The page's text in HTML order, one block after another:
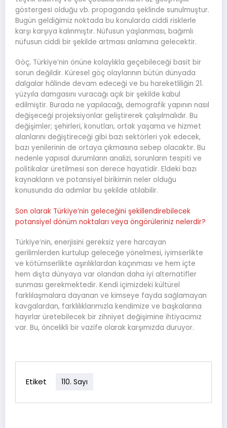
göstergesi olduğu vb. propaganda şeklinde sunulmuştur.
Bugün geldiğimiz noktada bu konularda ciddi risklerle
karşı karşıya kalınmıştır. Nüfusun yaşlanması, bağımlı
nüfusun ciddi bir şekilde artması anlamına gelecektir.
Göç, Türkiye’nin önüne kolaylıkla geçebileceği basit bir
sorun değildir. Küresel göç olaylarının bütün dünyada
dalgalar hâlinde devam edeceği ve bu hareketliliğin 21.
yüzyıla damgasını vuracağı açık bir şekilde kabul
edilmiştir. Burada ne yapılacağı, demografik yapının nasıl
değişeceği projeksiyonlar geliştirerek çalışılmalıdır. Bu
değişimler; şehirleri, konutları, ortak yaşama ve hizmet
alanlarını değiştireceği gibi bazı sektörleri yok edecek,
bazı yenilerinin de ortaya çıkmasına sebep olacaktır. Bu
nedenle yapısal durumların analizi, sorunların tespiti ve
politikalar üretilmesi son derece hayatidir. Eldeki bazı
kaynakların ve potansiyel birikimin neler olduğu
konusunda da adımlar bu şekilde atılabilir.
Son olarak Türkiye’nin geleceğini şekillendirebilecek
potansiyel dönüm noktaları veya öngörüleriniz nelerdir?
Türkiye’nin, enerjisini gereksiz yere harcayan
gerilimlerden kurtulup geleceğe yönelmesi, iyimserlikte
ve kötümserlikte aşırılıklardan kaçınması ve hem içte
hem dışta dünyaya var olandan daha iyi alternatifler
sunması gerekmektedir. Kendi içimizdeki kültürel
farklılaşmalara dayanan ve kimseye fayda sağlamayan
kavgalardan, farklılıklarımızla kendimize ve başkalarına
hayırlar üretebilecek bir zihniyet değişimine ihtiyacımız
var. Bu, öncelikli bir vazife olarak karşımızda duruyor.
Etiket 110. Sayı